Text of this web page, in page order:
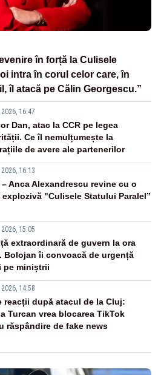
în forță la Culisele
intra în corul celor care, în
îl atacă pe Călin Georgescu.”
16:47
Dan, atac la CCR pe legea
Ce îl nemulțumește la
de avere ale partenerilor
16:13
– Anca Alexandrescu revine cu o
"Culisele Statului Paralel”
15:05
extraordinară de guvern la ora
Bolojan îi convoacă de urgență
pe miniștrii
14:58
reacții după atacul de la Cluj:
Turcan vrea blocarea TikTok
răspândire de fake news